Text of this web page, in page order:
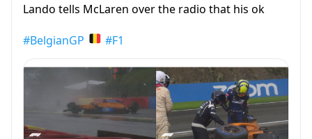
Lando tells McLaren over the radio that his ok
#BelgianGP #F1